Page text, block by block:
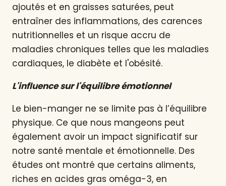
ajoutés et en graisses saturées, peut
entraîner des inflammations, des carences
nutritionnelles et un risque accru de
maladies chroniques telles que les maladies
cardiaques, le diabète et l'obésité.
L'influence sur l'équilibre émotionnel
Le bien-manger ne se limite pas à l’équilibre
physique. Ce que nous mangeons peut
également avoir un impact significatif sur
notre santé mentale et émotionnelle. Des
études ont montré que certains aliments,
riches en acides gras oméga-3, en